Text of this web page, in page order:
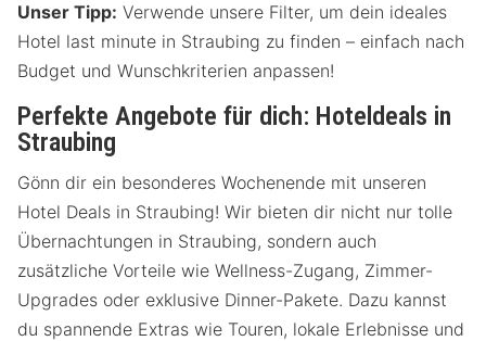
Unser Tipp: Verwende unsere Filter, um dein ideales
Hotel last minute in Straubing zu finden – einfach nach
Budget und Wunschkriterien anpassen!
Perfekte Angebote für dich: Hoteldeals in
Straubing
Gönn dir ein besonderes Wochenende mit unseren
Hotel Deals in Straubing! Wir bieten dir nicht nur tolle
Übernachtungen in Straubing, sondern auch
zusätzliche Vorteile wie Wellness-Zugang, Zimmer-
Upgrades oder exklusive Dinner-Pakete. Dazu kannst
du spannende Extras wie Touren, lokale Erlebnisse und